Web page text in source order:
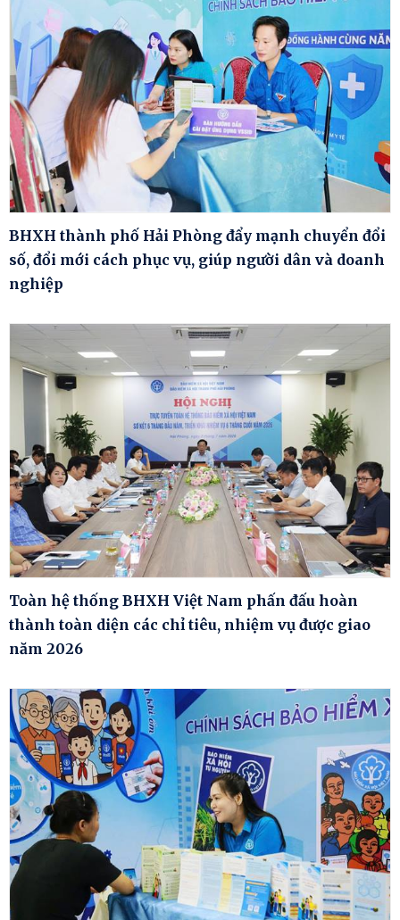
BHXH thành phố Hải Phòng đẩy mạnh chuyển đổi
số, đổi mới cách phục vụ, giúp người dân và doanh
nghiệp
Toàn hệ thống BHXH Việt Nam phấn đấu hoàn
thành toàn diện các chỉ tiêu, nhiệm vụ được giao
năm 2026